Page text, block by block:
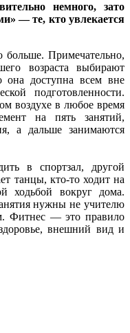
немного, зато
— те, кто увлекается
больше. Примечательно,
возраста выбирают
она доступна всем вне
подготовленности.
воздухе в любое время
на пять занятий,
а дальше занимаются
в спортзал, другой
танцы, кто-то ходит на
ходьбой вокруг дома.
нужны не учителю
Фитнес — это правило
внешний вид и